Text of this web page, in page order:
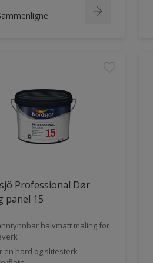
Professional Dør
panel 15
halvmatt maling for
en hard og slitesterk